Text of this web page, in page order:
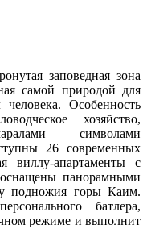
заповедная зона
самой природой для
человека. Особенность
хозяйство,
— символами
26 современных
апартаменты с
панорамными
подножия горы Каим.
батлера,
режиме и выполнит